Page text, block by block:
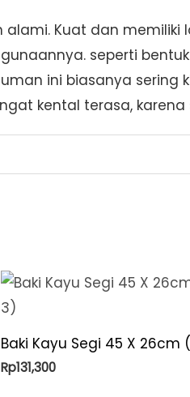
Kuat dan
seperti
ini biasanya
kental terasa,
Baki Kayu Segi 45 X 26cm
Rp131,300